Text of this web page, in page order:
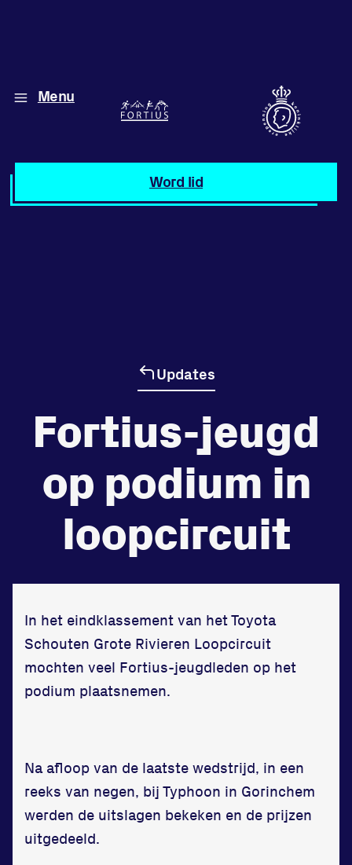
Menu
Word lid
Diverse disciplines
onder één dak
Atletiek
Beheers
tegenstander
Prestaties op afstanden
zet je samen
Running
Fitness
Updates
Fortius-jeugd
op podium in
loopcircuit
In het eindklassement van het Toyota
Schouten Grote Rivieren Loopcircuit
mochten veel Fortius-jeugdleden op het
podium plaatsnemen.
Na afloop van de laatste wedstrijd, in een
reeks van negen, bij Typhoon in Gorinchem
werden de uitslagen bekeken en de prijzen
uitgedeeld.